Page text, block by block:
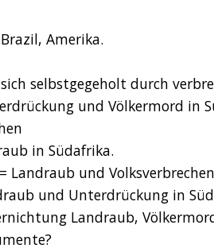
Amerika.
selbstgegeholt durch
und Völkermord in
in Südafrika.
Landraub und
und Unterdrückung in
Landraub,